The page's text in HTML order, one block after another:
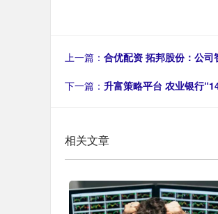
上一篇： 合优配资 拓邦股份：公
下一篇： 升富策略平台 农业银行
相关文章